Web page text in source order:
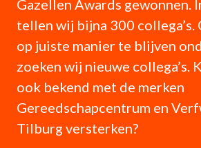
Gazellen Awards gewonnen.
tellen wij bijna 300 collega’s.
op juiste manier te blijven
zoeken wij nieuwe collega’s.
ook bekend met de merken
Gereedschapcentrum en
Tilburg versterken?